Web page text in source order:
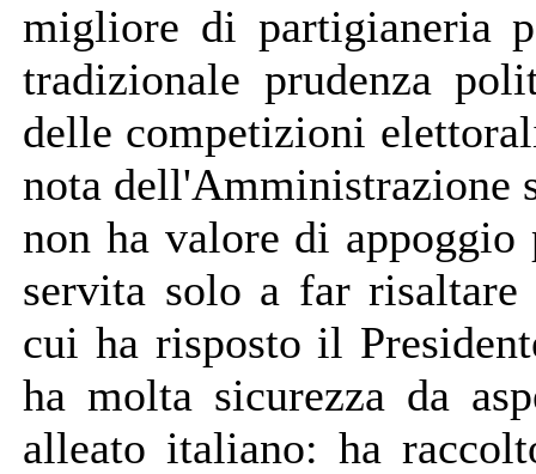
migliore di partigianeria
tradizionale prudenza
delle competizioni
nota dell'Amministrazione
non ha valore di
servita solo a far
cui ha risposto il
ha molta sicurezza da
alleato italiano: ha